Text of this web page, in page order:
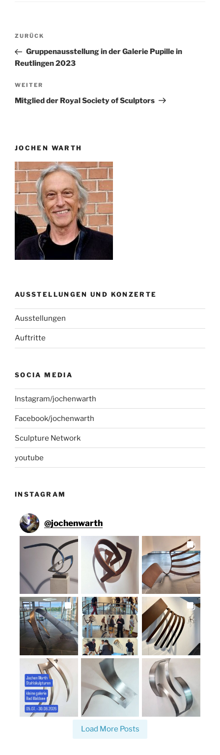
Beitragsnavigation
Vorheriger
Beitrag
ZURÜCK
Gruppenausstellung in der Galerie Pupille in
Reutlingen 2023
Nächster
Beitrag
WEITER
Mitglied der Royal Society of Sculptors
JOCHEN WARTH
AUSSTELLUNGEN UND KONZERTE
Ausstellungen
Auftritte
SOCIA MEDIA
Instagram/jochenwarth
Facebook/jochenwarth
Sculpture Network
youtube
INSTAGRAM
@jochenwarth
Load More Posts